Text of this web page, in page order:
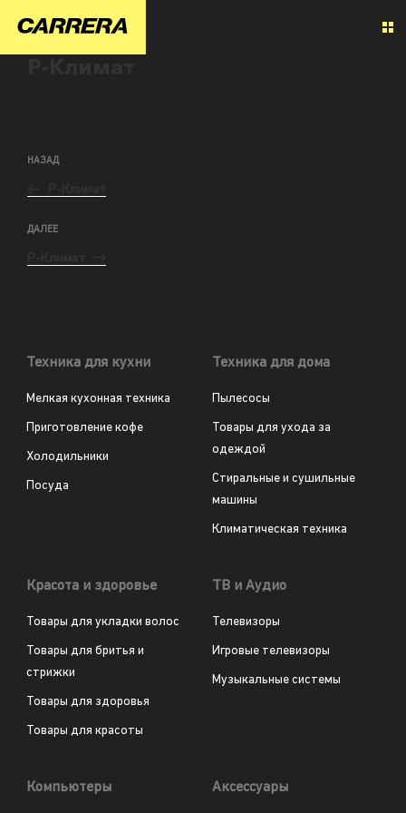
НАЗАД
ДАЛЕЕ
Техника для кухни
Мелкая кухонная техника
Приготовление кофе
Холодильники
Посуда
Техника для дома
Пылесосы
Товары для ухода за
одеждой
Стиральные и сушильные
машины
Климатическая техника
Красота и здоровье
Товары для укладки волос
Товары для бритья и
стрижки
Товары для здоровья
Товары для красоты
ТВ и Аудио
Телевизоры
Игровые телевизоры
Музыкальные системы
Компьютеры Аксессуары